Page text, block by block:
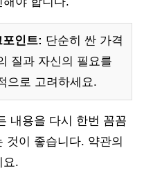
인트: 단순히 싼 가격
질과 자신의 필요를
으로 고려하세요.
내용을 다시 한번 꼼꼼
것이 좋습니다. 약관의
요.